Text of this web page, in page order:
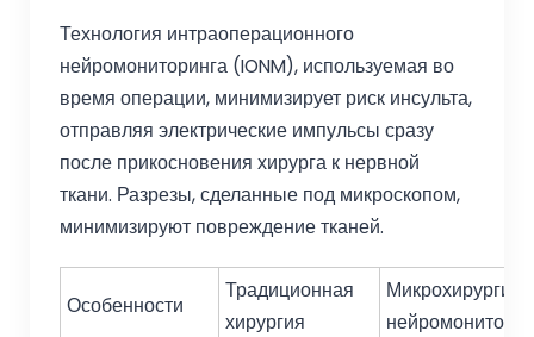
Технология интраоперационного
нейромониторинга (IONM), используемая во
время операции, минимизирует риск инсульта,
отправляя электрические импульсы сразу
после прикосновения хирурга к нервной
ткани. Разрезы, сделанные под микроскопом,
минимизируют повреждение тканей.
Особенности
Традиционная
хирургия
Микрохирургия